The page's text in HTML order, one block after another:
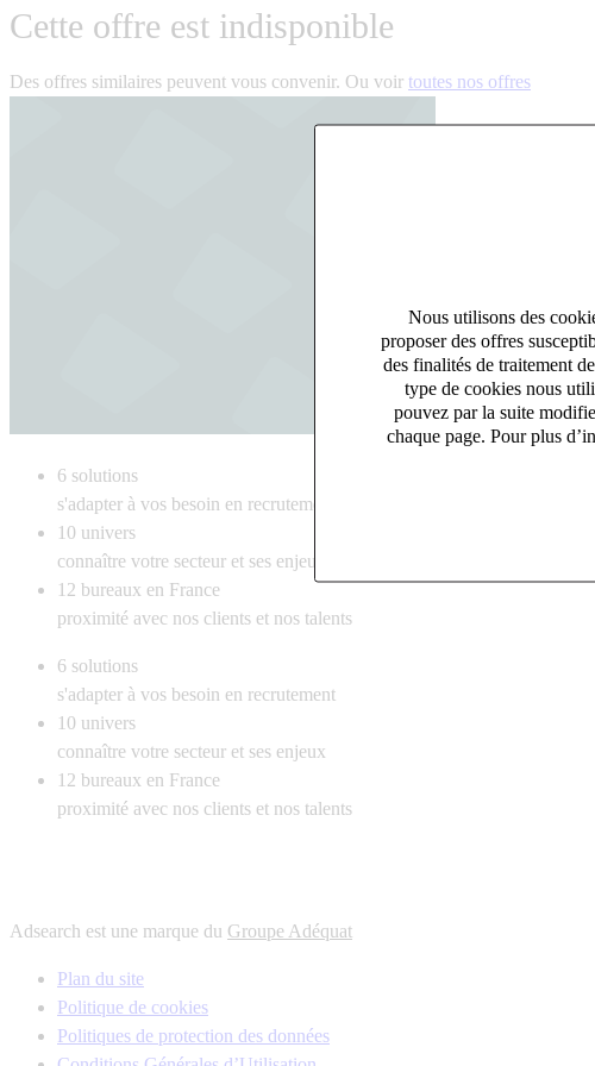
Nous utilisons des
proposer des offres
des finalités de traitement
type de cookies nous
pouvez par la suite
chaque page. Pour plus
Cette offre est indisponible
Des offres similaires peuvent vous convenir. Ou voir toutes nos offres
6 solutions
s'adapter à vos besoin en recrutement
10 univers
connaître votre secteur et ses enjeux
12 bureaux en France
proximité avec nos clients et nos talents
6 solutions
s'adapter à vos besoin en recrutement
10 univers
connaître votre secteur et ses enjeux
12 bureaux en France
proximité avec nos clients et nos talents
Adsearch est une marque du Groupe Adéquat
Plan du site
Politique de cookies
Politiques de protection des données